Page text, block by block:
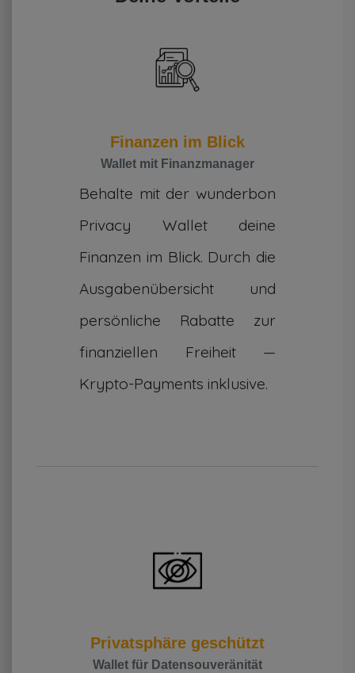
Finanzen im Blick
Wallet mit Finanzmanager
Behalte mit der wunderbon
Privacy Wallet deine
Finanzen im Blick. Durch die
Ausgabenübersicht und
persönliche Rabatte zur
finanziellen Freiheit —
Krypto-Payments inklusive.
Privatsphäre geschützt
Wallet für Datensouveränität